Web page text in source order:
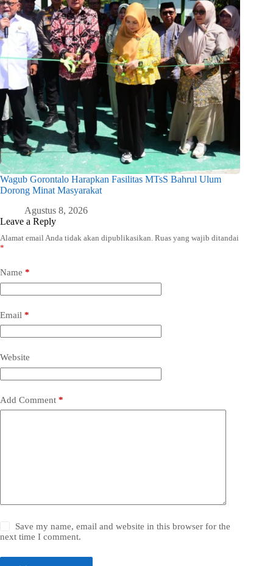
Wagub Gorontalo Harapkan Fasilitas MTsS Bahrul Ulum
Dorong Minat Masyarakat
Agustus 8, 2026
Leave a Reply
Alamat email Anda tidak akan dipublikasikan. Ruas yang wajib ditandai
*
Name *
Email *
Website
Add Comment *
Save my name, email and website in this browser for the
next time I comment.